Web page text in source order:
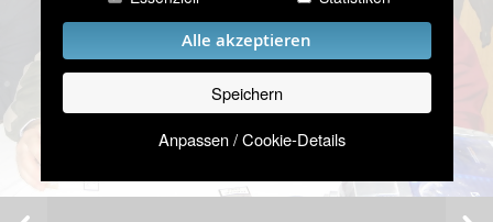
Alle akzeptieren
Speichern
Anpassen / Cookie-Details